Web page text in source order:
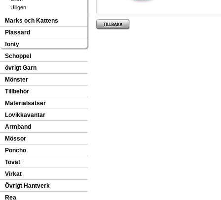
Ulligen
Marks och Kattens
Plassard
fonty
Schoppel
övrigt Garn
Mönster
Tillbehör
Materialsatser
Lovikkavantar
Armband
Mössor
Poncho
Tovat
Virkat
Övrigt Hantverk
Rea